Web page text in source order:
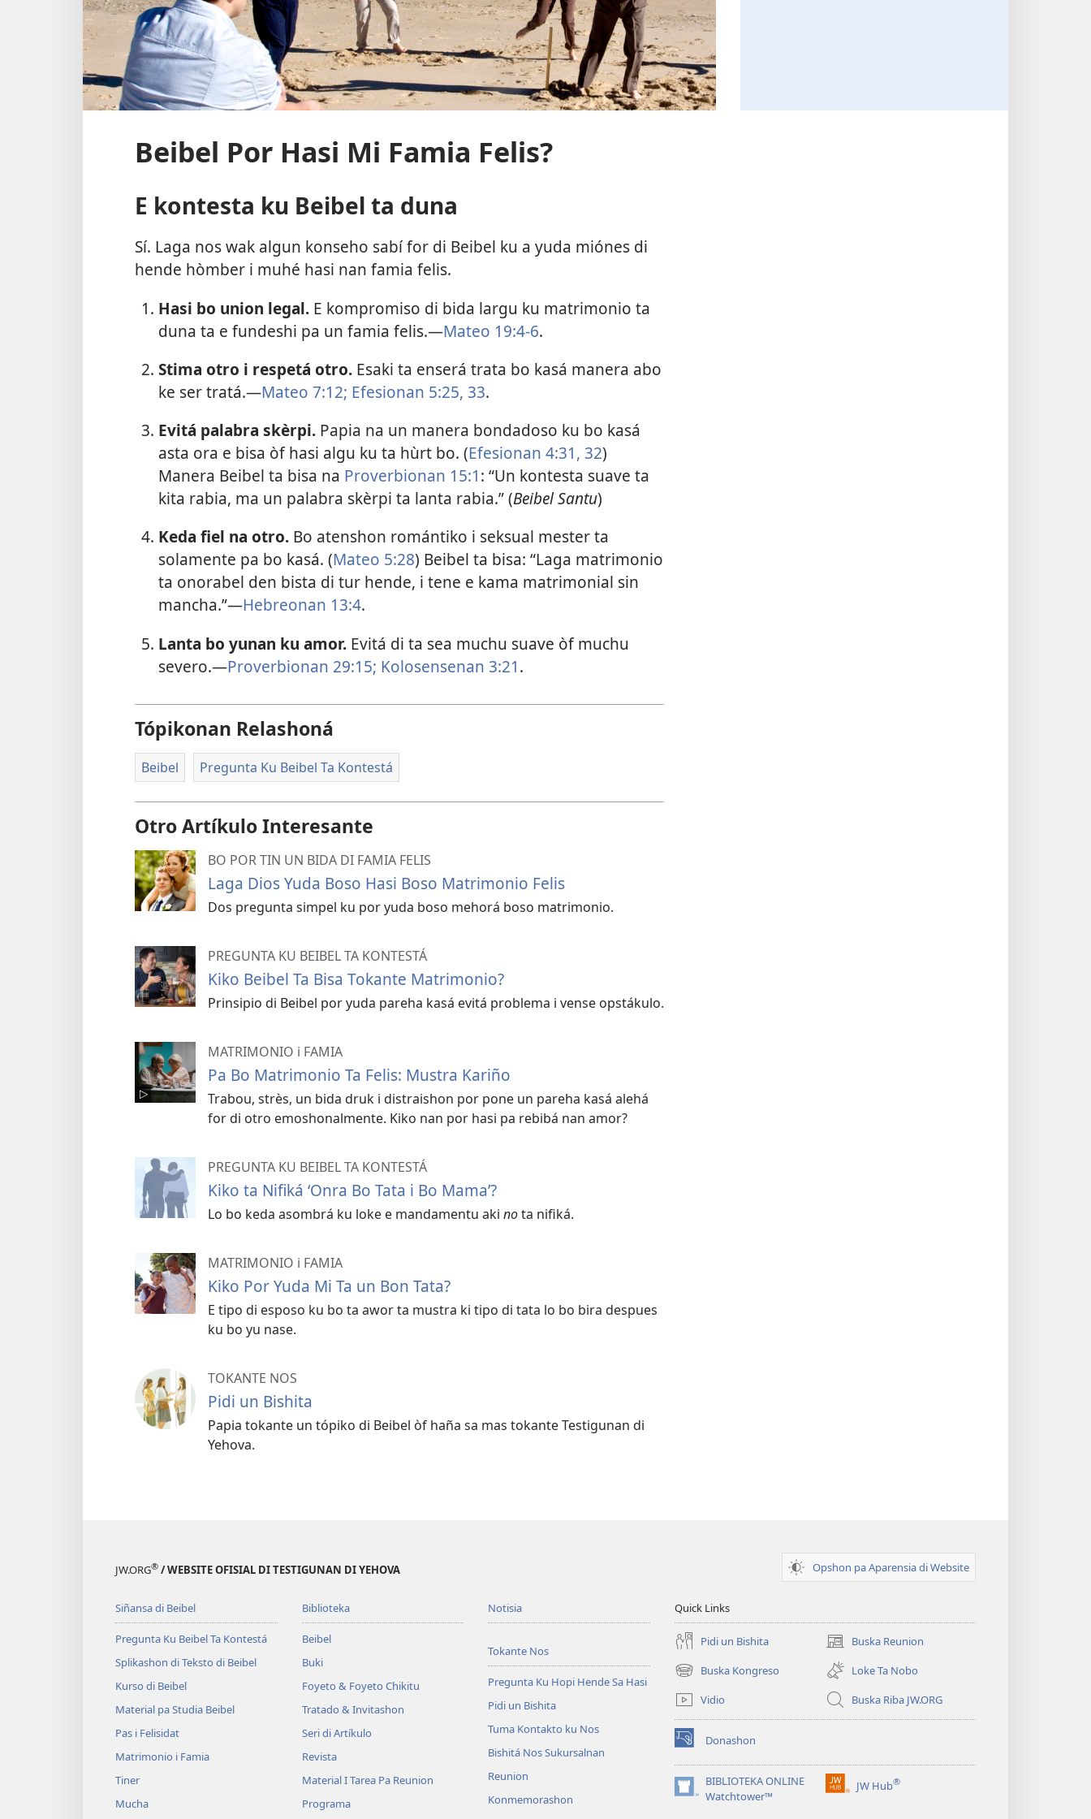
Beibel Por Hasi Mi Famia Felis?
E kontesta ku Beibel ta duna
Sí. Laga nos wak algun konseho sabí for di Beibel ku a yuda miónes di
hende hòmber i muhé hasi nan famia felis.
Hasi bo union legal.E kompromiso di bida largu ku matrimonio ta
duna ta e fundeshi pa un famia felis.​—Mateo 19:4-6.
Stima otro i respetá otro.Esaki ta enserá trata bo kasá manera abo
ke ser tratá.​—Mateo 7:12; Efesionan 5:25, 33.
Evitá palabra skèrpi.Papia na un manera bondadoso ku bo kasá
asta ora e bisa òf hasi algu ku ta hùrt bo. (Efesionan 4:31, 32)
Manera Beibel ta bisa na Proverbionan 15:1: “Un kontesta suave ta
kita rabia, ma un palabra skèrpi ta lanta rabia.” (Beibel Santu)
Keda fiel na otro.Bo atenshon romántiko i seksual mester ta
solamente pa bo kasá. (Mateo 5:28) Beibel ta bisa: “Laga matrimonio
ta onorabel den bista di tur hende, i tene e kama matrimonial sin
mancha.”​—Hebreonan 13:4.
Lanta bo yunan ku amor.Evitá di ta sea muchu suave òf muchu
severo.​—Proverbionan 29:15; Kolosensenan 3:21.
Tópikonan Relashoná
Beibel Pregunta Ku Beibel Ta Kontestá
Otro Artíkulo Interesante
BO POR TIN UN BIDA DI FAMIA FELIS
Laga Dios Yuda Boso Hasi Boso Matrimonio Felis
Dos pregunta simpel ku por yuda boso mehorá boso matrimonio.
PREGUNTA KU BEIBEL TA KONTESTÁ
Kiko Beibel Ta Bisa Tokante Matrimonio?
Prinsipio di Beibel por yuda pareha kasá evitá problema i vense opstákulo.
MATRIMONIO i FAMIA
Pa Bo Matrimonio Ta Felis: Mustra Kariño
Trabou, strès, un bida druk i distraishon por pone un pareha kasá alehá
for di otro emoshonalmente. Kiko nan por hasi pa rebibá nan amor?
PREGUNTA KU BEIBEL TA KONTESTÁ
Kiko ta Nifiká ‘Onra Bo Tata i Bo Mama’?
Lo bo keda asombrá ku loke e mandamentu aki nota nifiká.
MATRIMONIO i FAMIA
Kiko Por Yuda Mi Ta un Bon Tata?
E tipo di esposo ku bo ta awor ta mustra ki tipo di tata lo bo bira despues
ku bo yu nase.
TOKANTE NOS
Pidi un Bishita
Papia tokante un tópiko di Beibel òf haña sa mas tokante Testigunan di
Yehova.
JW.ORG® / WEBSITE OFISIAL DI TESTIGUNAN DI YEHOVA Opshon pa Aparensia di Website
Siñansa di Beibel
Pregunta Ku Beibel Ta Kontestá
Splikashon di Teksto di Beibel
Kurso di Beibel
Material pa Studia Beibel
Pas i Felisidat
Matrimonio i Famia
Tiner
Mucha
Biblioteka
Beibel
Buki
Foyeto & Foyeto Chikitu
Tratado & Invitashon
Seri di Artíkulo
Revista
Material I Tarea Pa Reunion
Programa
Notisia
Tokante Nos
Pregunta Ku Hopi Hende Sa Hasi
Pidi un Bishita
Tuma Kontakto ku Nos
Bishitá Nos Sukursalnan
Reunion
Konmemorashon
Quick Links
Pidi un Bishita Buska Reunion
(opens
new
window)
Buska Kongreso
(opens
new
window)
Loke Ta Nobo
Vidio
Buska Riba JW.ORG
Donashon
(opens
new
window)BIBLIOTEKA ONLINE
Watchtower™
(opens
JW Hub®
(opens